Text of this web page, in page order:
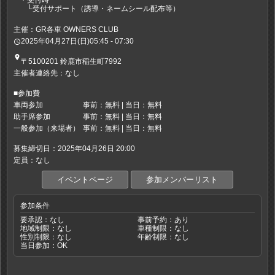
└受付サポート（誘導・ネームシール配布等）
主催：GR各車 OWNERS CLUB
access_time2025年04月27日(日)05:45 - 07:30
place〒5100201 鈴鹿市稲生町7992
主催者連絡先：なし
■参加費
車両参加
事前：無料 | 当日：無料
助手席参加
事前：無料 | 当日：無料
一般参加（来場者）
事前：無料 | 当日：無料
募集締切日：2025年04月26日 20:00
定員：なし
イベントページ 参加メンバーリスト
参加条件
要承認：なし
事前予約：あり
地域制限：なし
車種制限：なし
性別制限：なし
年齢制限：なし
当日参加：OK